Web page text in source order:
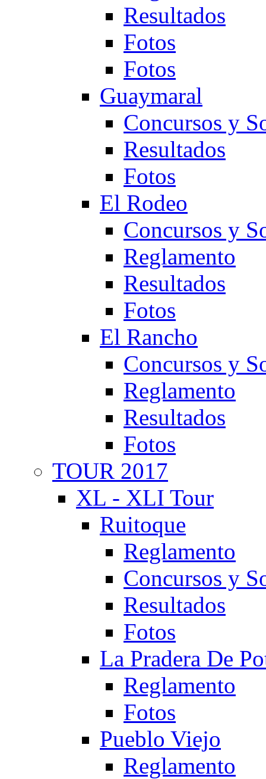
Resultados
Fotos
Fotos
Guaymaral
Concursos y
Resultados
Fotos
El Rodeo
Concursos y
Reglamento
Resultados
Fotos
El Rancho
Concursos y
Reglamento
Resultados
Fotos
TOUR 2017
XL - XLI Tour
Ruitoque
Reglamento
Concursos y
Resultados
Fotos
La Pradera De
Reglamento
Fotos
Pueblo Viejo
Reglamento